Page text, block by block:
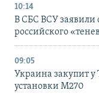
10:14
В СБС ВСУ заявили
российского
09:05
Украина закупит у
установки M270